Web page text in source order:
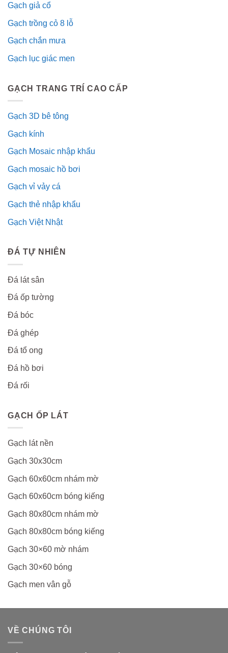
Gạch giả cổ
Gạch trồng cỏ 8 lỗ
Gạch chắn mưa
Gạch lục giác men
GẠCH TRANG TRÍ CAO CẤP
Gạch 3D bê tông
Gạch kính
Gạch Mosaic nhập khẩu
Gạch mosaic hồ bơi
Gạch vỉ vảy cá
Gạch thẻ nhập khẩu
Gạch Việt Nhật
ĐÁ TỰ NHIÊN
Đá lát sân
Đá ốp tường
Đá bóc
Đá ghép
Đá tổ ong
Đá hồ bơi
Đá rối
GẠCH ỐP LÁT
Gạch lát nền
Gạch 30x30cm
Gạch 60x60cm nhám mờ
Gạch 60x60cm bóng kiếng
Gạch 80x80cm nhám mờ
Gạch 80x80cm bóng kiếng
Gạch 30×60 mờ nhám
Gạch 30×60 bóng
Gạch men vân gỗ
VỀ CHÚNG TÔI